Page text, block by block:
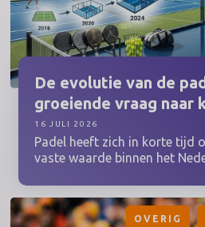
De evolutie van de
groeiende vraag naar
Padel heeft zich in korte tijd
vaste waarde binnen het
vooral de grote steden een
hadden, is padel inmiddels
Nieuwe clubs openen hun
16 JULI 2026
OVERIG